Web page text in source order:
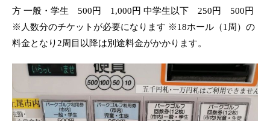
方 一般・学生 500円 1,000円 中学生以下 250円 500円
※人数分のチケットが必要になります ※18ホール（1周）の
料金となり2周目以降は別途料金がかかります。